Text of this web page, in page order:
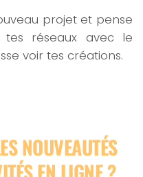
projet et pense
réseaux avec le
voir tes créations.
NOUVEAUTÉS